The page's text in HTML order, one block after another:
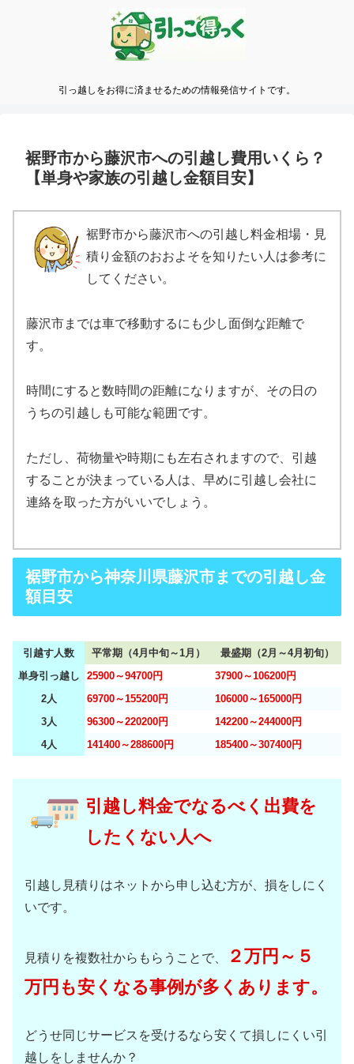
引っ越しをお得に済ませるための情報発信サイトです。
裾野市から藤沢市への引越し費用いくら？
【単身や家族の引越し金額目安】
裾野市から藤沢市への引越し料金相場・見
積り金額のおおよそを知りたい人は参考に
してください。
藤沢市までは車で移動するにも少し面倒な距離で
す。
時間にすると数時間の距離になりますが、その日の
うちの引越しも可能な範囲です。
ただし、荷物量や時期にも左右されますので、引越
することが決まっている人は、早めに引越し会社に
連絡を取った方がいいでしょう。
裾野市から神奈川県藤沢市までの引越し金
額目安
引越す人数 平常期（4月中旬～1月）
最盛期（2月～4月初旬）
単身引っ越し
25900～94700円
37900～106200円
2人
69700～155200円
106000～165000円
3人
96300～220200円
142200～244000円
4人
141400～288600円 185400～307400円
引越し料金でなるべく出費を
したくない人へ
引越し見積りはネットから申し込む方が、損をしにく
いです。
見積りを複数社からもらうことで、
２万円～５
万円も安くなる事例が多くあります。
どうせ同じサービスを受けるなら安くて損しにくい引
越しをしませんか？